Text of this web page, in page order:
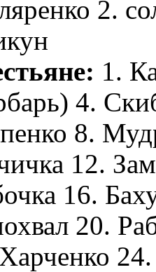
2.
1.
4.
8.
12.
16.
20.